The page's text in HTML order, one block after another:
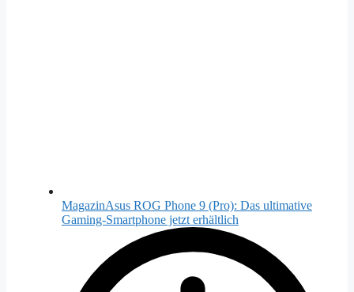
MagazinAsus ROG Phone 9 (Pro): Das ultimative
Gaming-Smartphone jetzt erhältlich